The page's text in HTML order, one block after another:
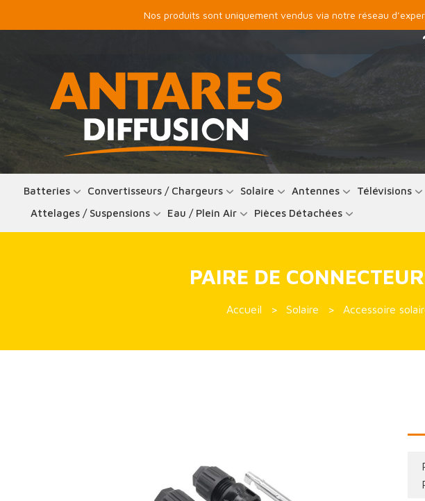
Nos produits sont uniquement vendus via notre réseau
Batteries Convertisseurs / Chargeurs Solaire Antennes Télévisions
Attelages / Suspensions
Eau / Plein Air Pièces Détachées
PAIRE DE
Accueil Solaire Accessoire